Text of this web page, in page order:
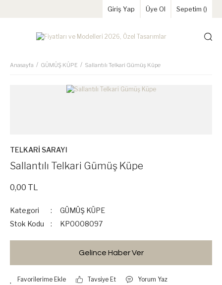
Giriş Yap Üye Ol Sepetim ()
Anasayfa GÜMÜŞ KÜPE Sallantılı Telkari Gümüş Küpe
TELKARİ SARAYI
Sallantılı Telkari Gümüş Küpe
0,00 TL
Kategori
GÜMÜŞ KÜPE
Stok Kodu
KP0008097
Gelince Haber Ver
Tavsiye Et Yorum Yaz